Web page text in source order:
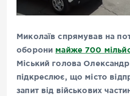
Миколаїв спрямував на
оборони майже 700
Міський голова
підкреслює, що місто
запит від військових